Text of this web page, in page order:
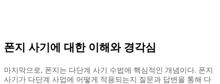
폰지 사기에 대한 이해와 경각심
마지막으로, 폰지는 다단계 사기 수법에 핵심적인 개념이다. 폰지
사기가 다단계 사업에 어떻게 적용되는지 질문과 답변을 통해 다